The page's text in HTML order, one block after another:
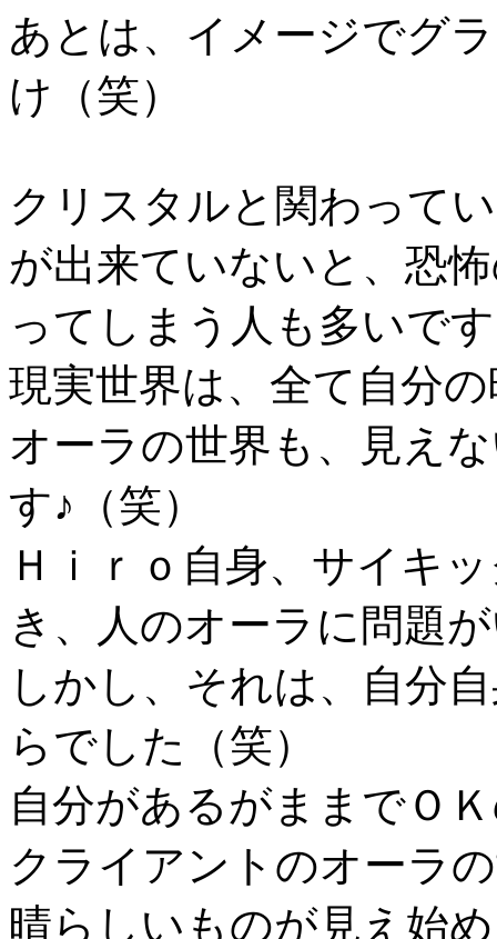
あとは、イメージでグ
け（笑）
クリスタルと関わって
が出来ていないと、恐
ってしまう人も多いで
現実世界は、全て自分
オーラの世界も、見え
す♪（笑）
Ｈｉｒｏ自身、サイキ
き、人のオーラに問題
しかし、それは、自分
らでした（笑）
自分があるがままでＯ
クライアントのオーラ
晴らしいものが見え始